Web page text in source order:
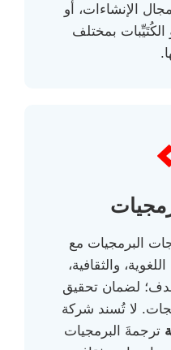
الإنشاءات، أو
الكُتَيِّبات بمختلف
البرمجيات مع
والثقافية،
لضمان تحقيق
لا تُسند شركة
ترجمةَ البرمجيات